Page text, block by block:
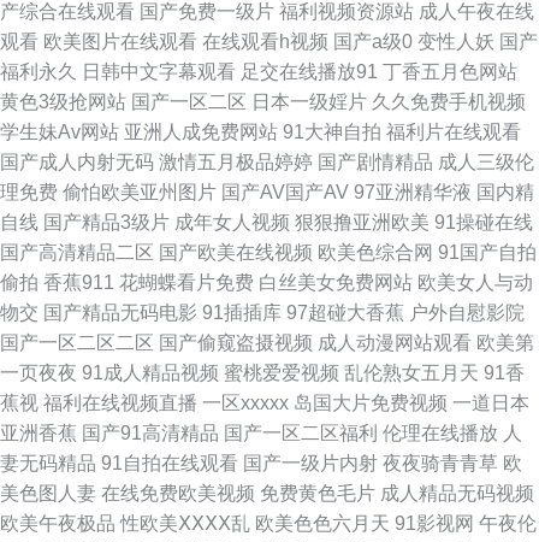
色情网站 伊人青青草大香蕉 日美91 欧美日网站 青娱乐91系列 日韩色综合
久久艹视频 午夜激情AV导航 av片网站 91素人 超碰porn 久久伊人国产九九
在线看视频污 国模91 九九精品系列 色资源97 黑丝在线1 精品爱啪 伪娘撸管
射精视频 伊人精品伊 福利姬福利导航 九九热精品 超碰人妻人射 福利老司机
www 超碰人人操人人操 日本午夜精华 欧美色色六区网址 91含羞草网站 玖
玖资源总站 99操的在线视频 亚洲tv色 另类欧美人l AV福利页 影音先锋色情影
院 18禁黄站 jk黑丝啪啪内射 在线观看污视频 51福利视频在线 日韩色图中文
字幕 91国产小视频 青草操中文字幕 青娱乐91午夜 超碰91大香蕉 探花在线
avtb麻豆花绯 老司机激情影院 国产日韩久久影院 91视网站 草逼国产 91黄色
产综合在线观看 国产免费一级片 福利视频资源站 成人午夜在线
观看 欧美图片在线观看 在线观看h视频 国产a级0 变性人妖 国产
福利永久
日韩中文字幕观看 足交在线播放91 丁香五月色网站
黄色3级抢网站 国产一区二区 日本一级婬片 久久免费手机视频
学生妹Av网站 亚洲人成免费网站 91大神自拍 福利片在线观看
国产成人内射无码 激情五月极品婷婷 国产剧情精品 成人三级伦
理免费 偷怕欧美亚州图片 国产AV国产AV 97亚洲精华液 国内精
自线 国产精品3级片 成年女人视频 狠狠撸亚洲欧美 91操碰在线
国产高清精品二区 国产欧美在线视频 欧美色综合网 91国产自拍
偷拍 香蕉911 花蝴蝶看片免费 白丝美女免费网站 欧美女人与动
物交 国产精品无码电影 91插插库 97超碰大香蕉 户外自慰影院
国产一区二区二区 国产偷窥盗摄视频 成人动漫网站观看 欧美第
一页夜夜 91成人精品视频 蜜桃爱爱视频 乱伦熟女五月天 91香
蕉视 福利在线视频直播 一区xxxxx 岛国大片免费视频 一道日本
亚洲香蕉 国产91高清精品 国产一区二区福利 伦理在线播放 人
妻无码精品 91自拍在线观看 国产一级片内射 夜夜骑青青草 欧
美色图人妻 在线免费欧美视频 免费黄色毛片 成人精品无码视频
欧美午夜极品 性欧美ⅩⅩⅩⅩ乱 欧美色色六月天 91影视网 午夜伦